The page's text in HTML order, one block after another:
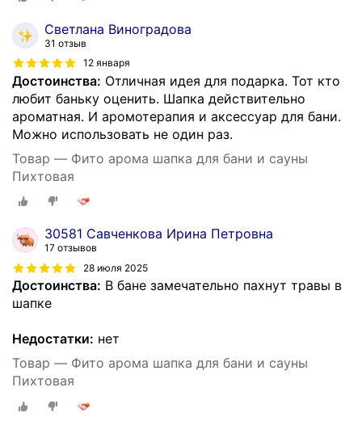
Светлана Виноградова
31 отзыв
12 января
Достоинства: Отличная идея для подарка. Тот кто
любит баньку оценить. Шапка действительно
ароматная. И аромотерапия и аксессуар для бани.
Можно использовать не один раз.
Товар — Фито арома шапка для бани и сауны
Пихтовая
30581 Савченкова Ирина Петровна
17 отзывов
28 июля 2025
Достоинства: В бане замечательно пахнут травы в
шапке
Недостатки: нет
Товар — Фито арома шапка для бани и сауны
Пихтовая